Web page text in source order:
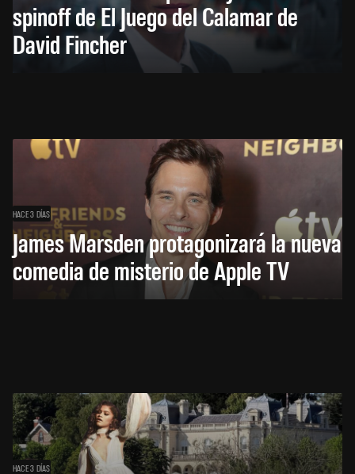
spinoff de El Juego del Calamar de
David Fincher
HACE 3 DÍAS
James Marsden protagonizará la nueva
comedia de misterio de Apple TV
HACE 3 DÍAS